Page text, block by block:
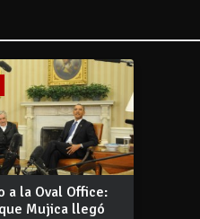
a la Oval Office:
Mujica llegó